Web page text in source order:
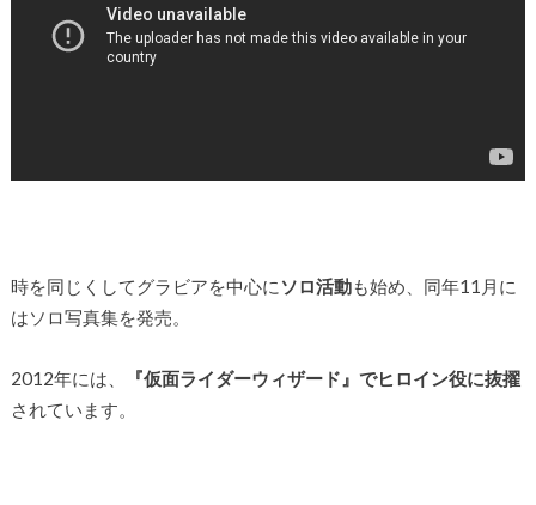
時を同じくしてグラビアを中心に ソロ活動も始め、同年11月に
はソロ写真集を発売。
2012年には、
『仮面ライダーウィザード』でヒロイン役に抜擢
されています。